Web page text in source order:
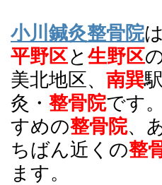
小川鍼灸整骨院は
平野区と 生野区
美北地区、 南巽
灸 ・ 整骨院です
すめの整骨院、
ちばん近くの整
ます。